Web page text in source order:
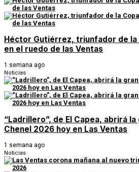
Héctor Gutiérrez, triunfador de la
en el ruedo de las Ventas
1 semana ago
Noticias
“Ladrillero”, de El Capea, abrirá
Chenel 2026 hoy en Las Ventas
1 semana ago
Noticias